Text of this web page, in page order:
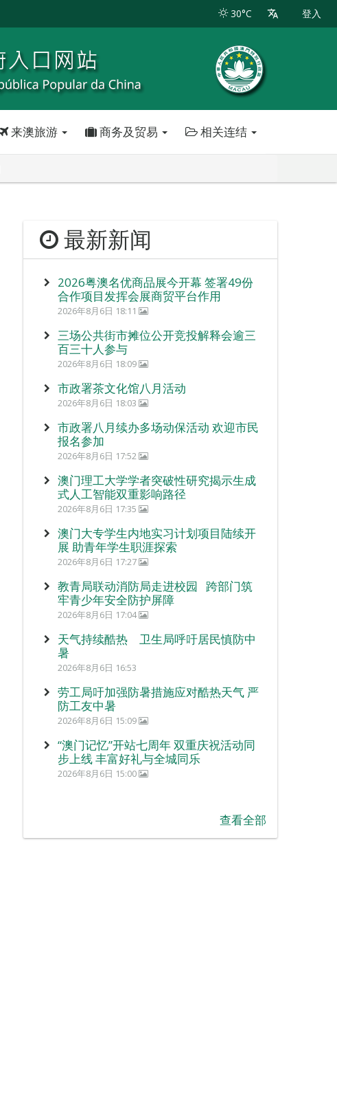
30°C 登入
来澳旅游 商务及贸易 相关连结
最新新闻
2026粤澳名优商品展今开幕 签署49份
合作项目发挥会展商贸平台作用
2026年8月6日 18:11
三场公共街市摊位公开竞投解释会逾三
百三十人参与
2026年8月6日 18:09
市政署茶文化馆八月活动
2026年8月6日 18:03
市政署八月续办多场动保活动 欢迎市民
报名参加
2026年8月6日 17:52
澳门理工大学学者突破性研究揭示生成
式人工智能双重影响路径
2026年8月6日 17:35
澳门大专学生内地实习计划项目陆续开
展 助青年学生职涯探索
2026年8月6日 17:27
教青局联动消防局走进校园 跨部门筑
牢青少年安全防护屏障
2026年8月6日 17:04
天气持续酷热 卫生局呼吁居民慎防中
暑
2026年8月6日 16:53
劳工局吁加强防暑措施应对酷热天气 严
防工友中暑
2026年8月6日 15:09
“澳门记忆”开站七周年 双重庆祝活动同
步上线 丰富好礼与全城同乐
2026年8月6日 15:00
查看全部